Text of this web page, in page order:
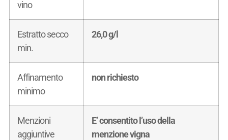
vino
Estratto secco
min.
26,0 g/l
Affinamento
minimo
non richiesto
Menzioni
aggiuntive
E’ consentito l’uso della
menzione vigna